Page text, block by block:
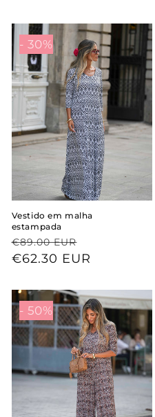
Vestido em malha
estampada
Preço
normal
€89.00 EUR
Preço
de
€62.30 EUR
- 30%
- 50%